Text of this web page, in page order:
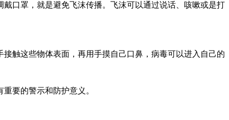
口罩，就是避免飞沫传播。飞沫可以通过说话、咳嗽或是打
触这些物体表面，再用手摸自己口鼻，病毒可以进入自己的
要的警示和防护意义。